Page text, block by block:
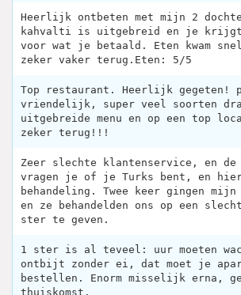
Heerlijk ontbeten met mijn 2
kahvalti is uitgebreid en je
voor wat je betaald. Eten kwam
zeker vaker terug.Eten: 5/5
Top restaurant. Heerlijk gegeten!
vriendelijk, super veel soorten
uitgebreide menu en op een top
zeker terug!!!
Zeer slechte klantenservice, en de
vragen je of je Turks bent, en
behandeling. Twee keer gingen
en ze behandelden ons op een
ster te geven.
1 ster is al teveel: uur moeten
ontbijt zonder ei, dat moet je
bestellen. Enorm misselijk erna,
thuiskomst.